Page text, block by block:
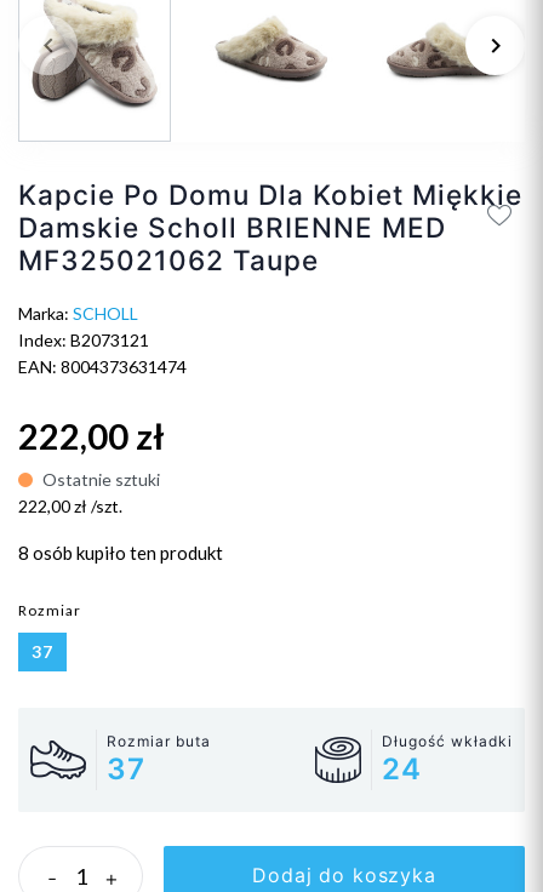
Poprzedni
keyboard_arrow_left keyboard_arrow_right
Kapcie Po Domu Dla Kobiet Miękkie
Damskie Scholl BRIENNE MED
MF325021062 Taupe
Marka: SCHOLL
Index: B2073121
EAN: 8004373631474
222,00 zł
Ostatnie sztuki
222,00 zł /szt.
8 osób kupiło ten produkt
Rozmiar
37
Rozmiar buta
37
Długość wkładki
24
- + Dodaj do koszyka